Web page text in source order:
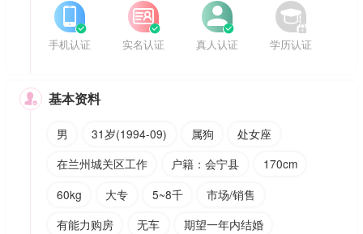


手机认证


实名认证


真人认证


学历认证
 基本资料
男 31岁(1994-09) 属狗
处女座
在兰州城关区工作
户籍：会宁县
170cm
60kg
大专 5~8千
市场/销售
有能力购房
无车
期望一年内结婚